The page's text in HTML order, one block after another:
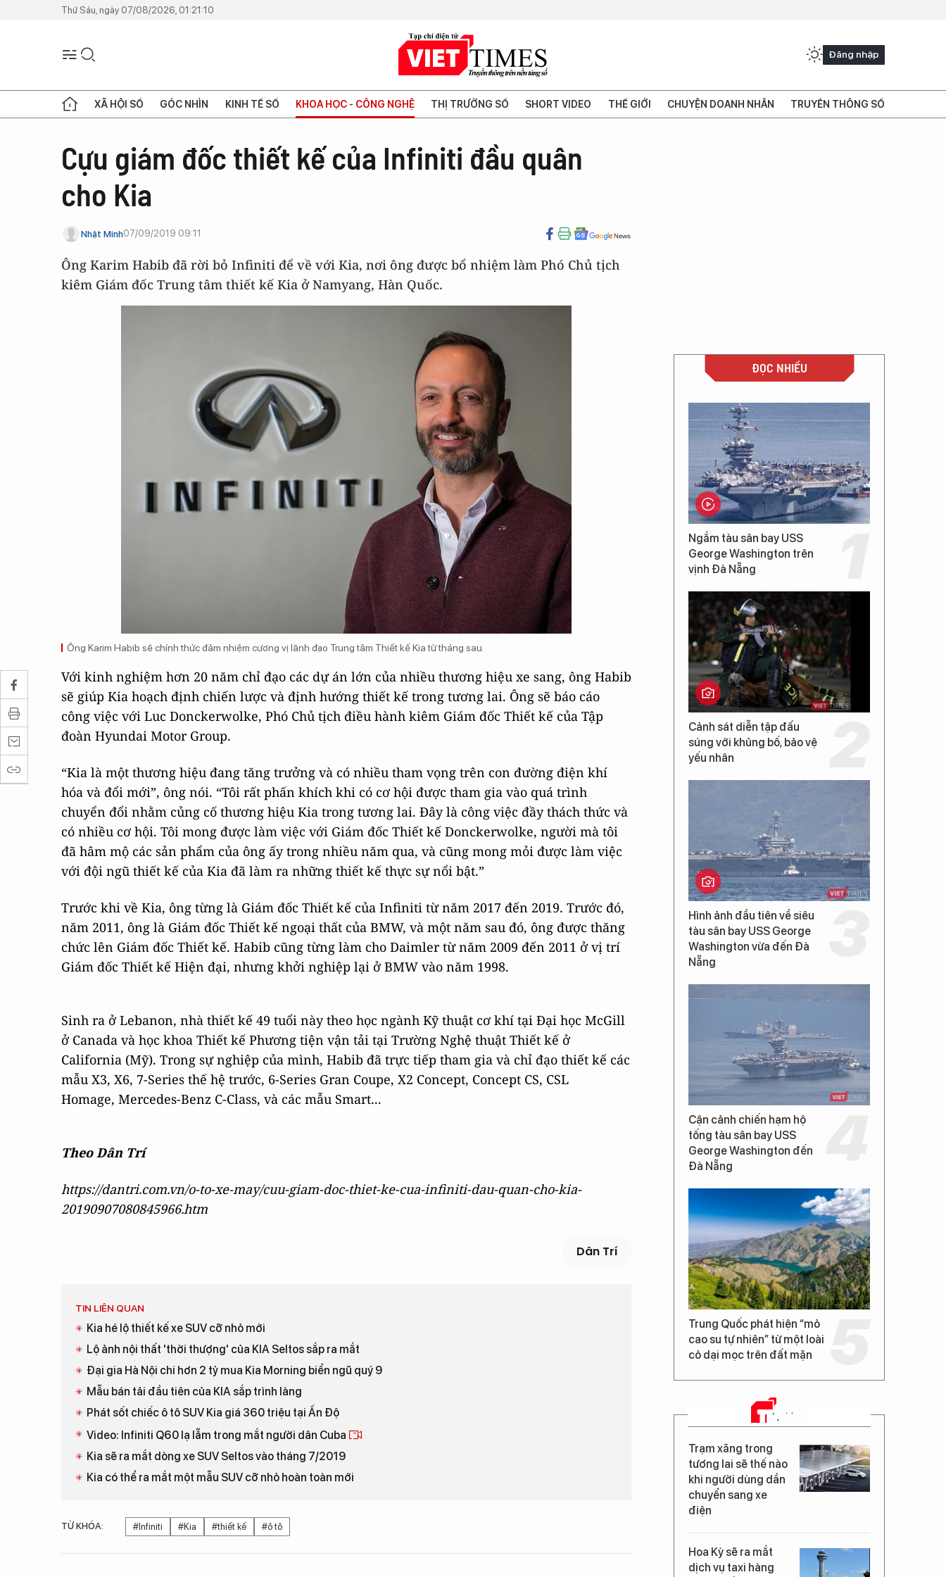
Thứ Sáu, ngày 07/08/2026, 01:21:10
Đăng nhập
XÃ HỘI SỐ GÓC NHÌN KINH TẾ SỐ KHOA HỌC - CÔNG NGHỆ THỊ TRƯỜNG SỐ SHORT VIDEO THẾ GIỚI CHUYỆN DOANH NHÂN TRUYỀN THÔNG SỐ
Cựu giám đốc thiết kế của Infiniti đầu quân
cho Kia
Nhật Minh07/09/2019 09:11
Ông Karim Habib đã rời bỏ Infiniti để về với Kia, nơi ông được bổ nhiệm làm Phó Chủ tịch
kiêm Giám đốc Trung tâm thiết kế Kia ở Namyang, Hàn Quốc.
Ông Karim Habib sẽ chính thức đảm nhiệm cương vị lãnh đạo Trung tâm Thiết kế Kia từ tháng sau.
Với kinh nghiệm hơn 20 năm chỉ đạo các dự án lớn của nhiều thương hiệu xe sang, ông Habib
sẽ giúp Kia hoạch định chiến lược và định hướng thiết kế trong tương lai. Ông sẽ báo cáo
công việc với Luc Donckerwolke, Phó Chủ tịch điều hành kiêm Giám đốc Thiết kế của Tập
đoàn Hyundai Motor Group.
“Kia là một thương hiệu đang tăng trưởng và có nhiều tham vọng trên con đường điện khí
hóa và đổi mới”, ông nói. “Tôi rất phấn khích khi có cơ hội được tham gia vào quá trình
chuyển đổi nhằm củng cố thương hiệu Kia trong tương lai. Đây là công việc đầy thách thức và
có nhiều cơ hội. Tôi mong được làm việc với Giám đốc Thiết kế Donckerwolke, người mà tôi
đã hâm mộ các sản phẩm của ông ấy trong nhiều năm qua, và cũng mong mỏi được làm việc
với đội ngũ thiết kế của Kia đã làm ra những thiết kế thực sự nổi bật.”
Trước khi về Kia, ông từng là Giám đốc Thiết kế của Infiniti từ năm 2017 đến 2019. Trước đó,
năm 2011, ông là Giám đốc Thiết kế ngoại thất của BMW, và một năm sau đó, ông được thăng
chức lên Giám đốc Thiết kế. Habib cũng từng làm cho Daimler từ năm 2009 đến 2011 ở vị trí
Giám đốc Thiết kế Hiện đại, nhưng khởi nghiệp lại ở BMW vào năm 1998.
Sinh ra ở Lebanon, nhà thiết kế 49 tuổi này theo học ngành Kỹ thuật cơ khí tại Đại học McGill
ở Canada và học khoa Thiết kế Phương tiện vận tải tại Trường Nghệ thuật Thiết kế ở
California (Mỹ). Trong sự nghiệp của mình, Habib đã trực tiếp tham gia và chỉ đạo thiết kế các
mẫu X3, X6, 7-Series thế hệ trước, 6-Series Gran Coupe, X2 Concept, Concept CS, CSL
Homage, Mercedes-Benz C-Class, và các mẫu Smart...
Theo Dân Trí
https://dantri.com.vn/o-to-xe-may/cuu-giam-doc-thiet-ke-cua-infiniti-dau-quan-cho-kia-
20190907080845966.htm
Dân Trí
TIN LIÊN QUAN
Kia hé lộ thiết kế xe SUV cỡ nhỏ mới
Lộ ảnh nội thất 'thời thượng' của KIA Seltos sắp ra mắt
Đại gia Hà Nội chi hơn 2 tỷ mua Kia Morning biển ngũ quý 9
Mẫu bán tải đầu tiên của KIA sắp trình làng
Phát sốt chiếc ô tô SUV Kia giá 360 triệu tại Ấn Độ
Video: Infiniti Q60 lạ lẫm trong mắt người dân Cuba
Kia sẽ ra mắt dòng xe SUV Seltos vào tháng 7/2019
Kia có thể ra mắt một mẫu SUV cỡ nhỏ hoàn toàn mới
TỪ KHÓA: #Infiniti #Kia #thiết kế #ô tô
ĐỌC NHIỀU
Ngắm tàu sân bay USS
George Washington trên
vịnh Đà Nẵng
Cảnh sát diễn tập đấu
súng với khủng bố, bảo vệ
yếu nhân
Hình ảnh đầu tiên về siêu
tàu sân bay USS George
Washington vừa đến Đà
Nẵng
Cận cảnh chiến hạm hộ
tống tàu sân bay USS
George Washington đến
Đà Nẵng
Trung Quốc phát hiện “mỏ
cao su tự nhiên” từ một loài
cỏ dại mọc trên đất mặn
TIN MỚI
Trạm xăng trong
tương lai sẽ thế nào
khi người dùng dần
chuyển sang xe
điện
Hoa Kỳ sẽ ra mắt
dịch vụ taxi hàng